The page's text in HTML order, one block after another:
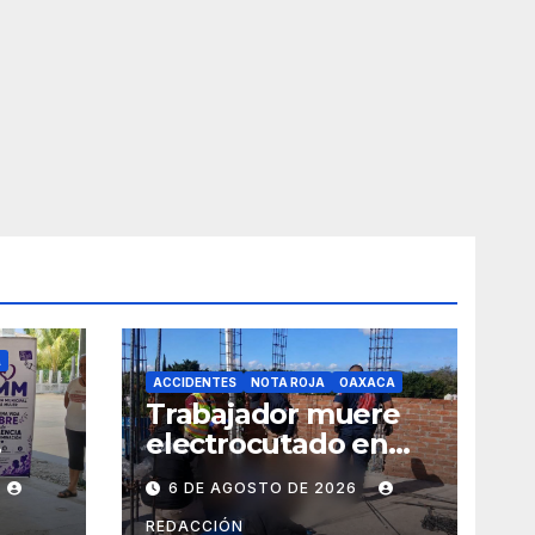
ACCIDENTES NOTA ROJA OAXACA
Trabajador muere
electrocutado en
obra de Soledad
Etla; dos jóvenes
6 DE AGOSTO DE 2026
REDACCIÓN